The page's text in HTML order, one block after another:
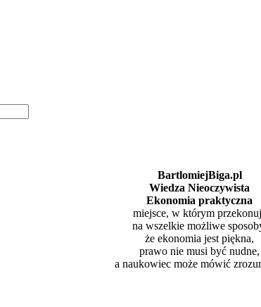
BartlomiejBiga.pl
Wiedza Nieoczywista
Ekonomia praktyczna
miejsce, w którym
na wszelkie możliwe
że ekonomia jest piękna,
prawo nie musi być nudne,
a naukowiec może mówić